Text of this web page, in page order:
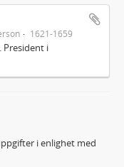
1621-1659
President i
i enlighet med